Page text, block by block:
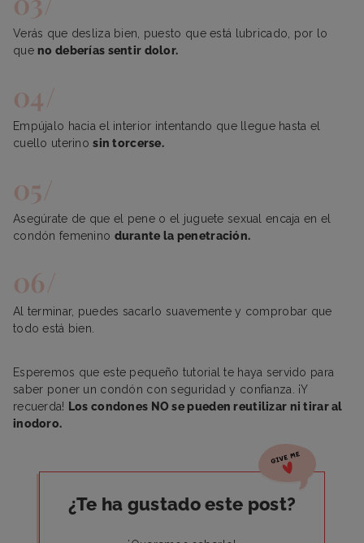
Verás que desliza bien, puesto que está lubricado, por lo
queno deberías sentir dolor.
Empújalo hacia el interior intentando que llegue hasta el
cuello uterinosin torcerse.
Asegúrate de que el pene o el juguete sexual encaja en el
condón femenino durante la penetración.
Al terminar, puedes sacarlo suavemente y comprobar que
todo está bien.
Esperemos que este pequeño tutorial te haya servido para
saber poner un condón con seguridad y confianza. ¡Y
recuerda! Los condones NO se pueden reutilizar ni tirar al
inodoro.
¿Te ha gustado este post?